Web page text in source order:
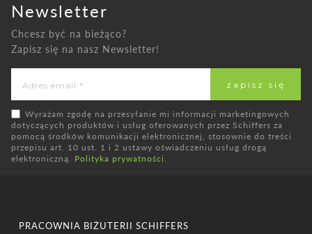
Newsletter
Chcesz być na bieżąco?
Zapisz się na nasz Newsletter!
Wyrażam zgodę na przesyłanie mi informacji marketingowych
dotyczących produktów i usług oferowanych przez Schiffers za
pomocą środków komunikacji elektronicznej, stosownie do treści
przepisu art. 10 ust. 1 i 2 ustawy oświadczeniu usług drogą
elektroniczną. Polityka prywatności .
PRACOWNIA BIŻUTERII SCHIFFERS